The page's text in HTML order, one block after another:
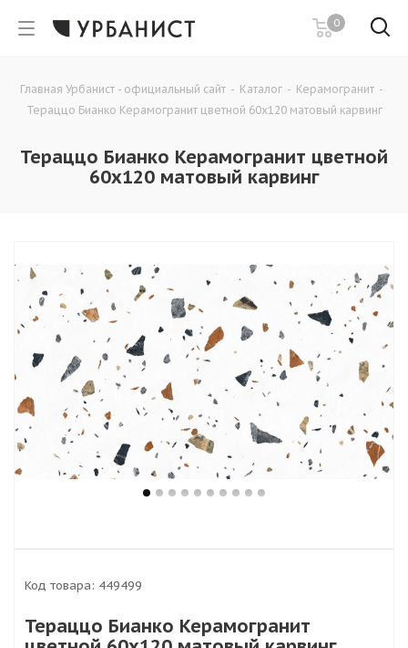
0
Главная Урбанист - официальный сайт - Каталог - Керамогранит -
Тераццо Бианко Керамогранит цветной 60х120 матовый карвинг
Тераццо Бианко Керамогранит цветной
60х120 матовый карвинг
Код товара: 449499
Тераццо Бианко Керамогранит